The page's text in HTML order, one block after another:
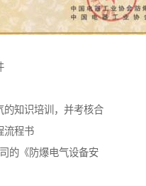
的知识培训，并考核合
流程书
的《防爆电气设备安